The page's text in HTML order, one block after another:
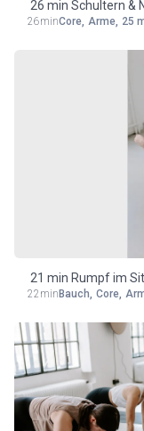
26 min Schultern &
26minCore, Arme, 25
21 min Rumpf im
22min Bauch, Core,